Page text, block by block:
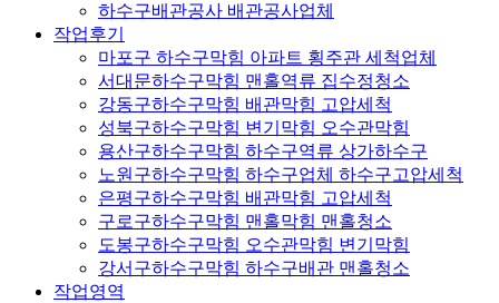
하수구배관공사 배관공사업체
작업후기
마포구 하수구막힘 아파트 횡주관 세척업체
서대문하수구막힘 맨홀역류 집수정청소
강동구하수구막힘 배관막힘 고압세척
성북구하수구막힘 변기막힘 오수관막힘
용산구하수구막힘 하수구역류 상가하수구
노원구하수구막힘 하수구업체 하수구고압세척
은평구하수구막힘 배관막힘 고압세척
구로구하수구막힘 맨홀막힘 맨홀청소
도봉구하수구막힘 오수관막힘 변기막힘
강서구하수구막힘 하수구배관 맨홀청소
작업영역